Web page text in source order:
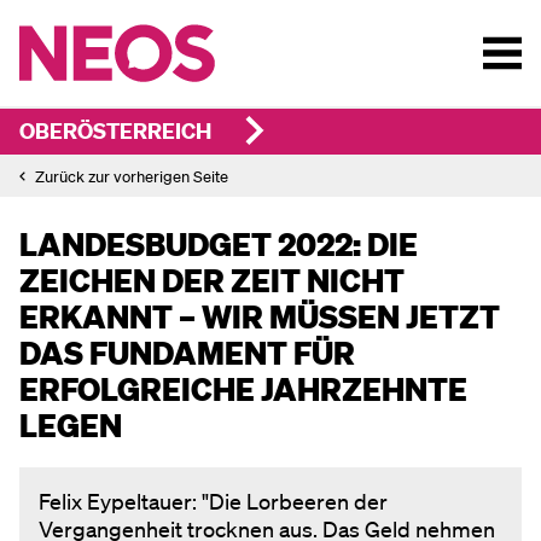
OBERÖSTERREICH
Zurück zur vorherigen Seite
LANDESBUDGET 2022: DIE
ZEICHEN DER ZEIT NICHT
ERKANNT – WIR MÜSSEN JETZT
DAS FUNDAMENT FÜR
ERFOLGREICHE JAHRZEHNTE
LEGEN
Felix Eypeltauer: "Die Lorbeeren der
Vergangenheit trocknen aus. Das Geld nehmen